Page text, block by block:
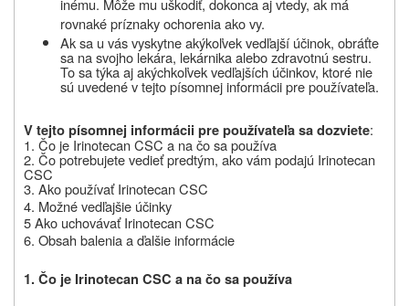
inému. Môže mu uškodiť, dokonca aj vtedy, ak má
rovnaké príznaky ochorenia ako vy.
Aksa u vás vyskytne akýkoľvek vedľajší účinok, obráťte
sa na svojho lekára, lekárnika alebo zdravotnú sestru.
To sa týka aj akýchkoľvek vedľajších účinkov, ktoré nie
sú uvedené v tejto písomnej informácii pre používateľa.
V tejto písomnej informácii pre používateľa sa dozviete:
1. Čo je IrinotecanCSC a na čo sa používa
2. Čo potrebujete vedieť predtým, ako vám podajú Irinotecan
CSC
3. Ako používať IrinotecanCSC
4. Možné vedľajšie účinky
5 Ako uchovávať IrinotecanCSC
6. Obsah balenia a ďalšie informácie
1. Čo je Irinotecan CSC a na čo sa používa